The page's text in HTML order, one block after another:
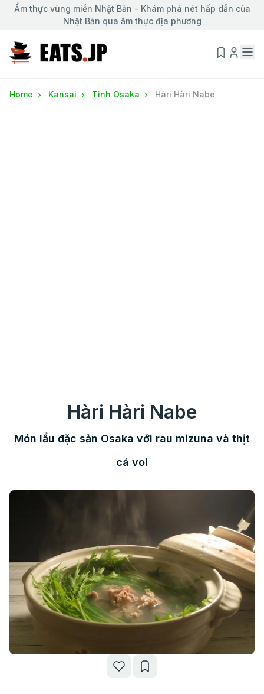
Ẩm thực vùng miền Nhật Bản - Khám phá nét hấp dẫn của
Nhật Bản qua ẩm thực địa phương
Home Kansai Tỉnh Osaka Hàri Hàri Nabe
Hàri Hàri Nabe
Món lẩu đặc sản Osaka với rau mizuna và thịt
cá voi